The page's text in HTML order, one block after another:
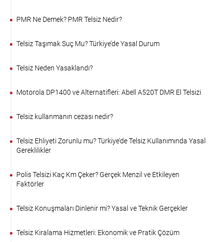
PMR Ne Demek? PMR Telsiz Nedir?
Telsiz Taşımak Suç Mu? Türkiye’de Yasal Durum
Telsiz Neden Yasaklandı?
Motorola DP1400 ve Alternatifleri: Abell A520T DMR El Telsizi
Telsiz kullanmanın cezası nedir?
Telsiz Ehliyeti Zorunlu mu? Türkiye’de Telsiz Kullanımında Yasal
Gereklilikler
Polis Telsizi Kaç Km Çeker? Gerçek Menzil ve Etkileyen
Faktörler
Telsiz Konuşmaları Dinlenir mi? Yasal ve Teknik Gerçekler
Telsiz Kiralama Hizmetleri: Ekonomik ve Pratik Çözüm